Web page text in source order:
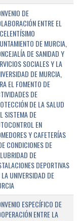
DE
ENTRE EL
DE MURCIA,
DE SANIDAD Y
SOCIALES Y LA
DE MURCIA,
EL FOMENTO DE
DE
DE LA SALUD
SISTEMA DE
EN
Y CAFETERÍAS
CONDICIONES DE
DE
DEPORTIVAS
LA UNIVERSIDAD DE
ESPECÍFICO DE
ENTRE LA